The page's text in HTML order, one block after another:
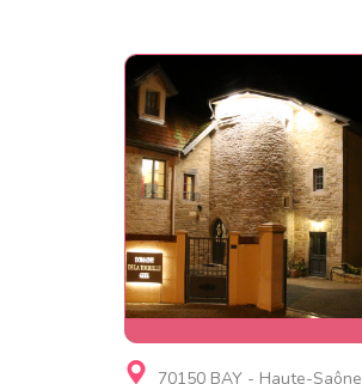
Gite70150 BAY - Haute-Saône